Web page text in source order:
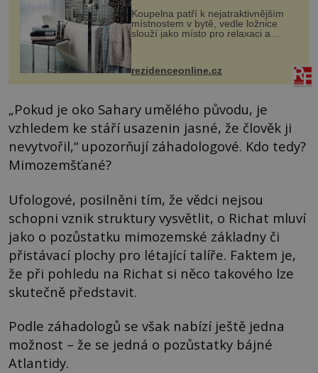
Koupelna patří k nejatraktivnějším
místnostem v bytě, vedle ložnice
slouží jako místo pro relaxaci a
odpočinek. Koupelnový textil –
ručníky, osušky a koberečky –
mohou jako mávnutím kouzelného
proutku...
rezidenceonline.cz
„Pokud je oko Sahary umělého původu, je
vzhledem ke stáří usazenin jasné, že člověk ji
nevytvořil,“ upozorňují záhadologové. Kdo tedy?
Mimozemšťané?
Ufologové, posilněni tím, že vědci nejsou
schopni vznik struktury vysvětlit, o Richat mluví
jako o pozůstatku mimozemské základny či
přistávací plochy pro létající talíře. Faktem je,
že při pohledu na Richat si něco takového lze
skutečně představit.
Podle záhadologů se však nabízí ještě jedna
možnost – že se jedná o pozůstatky bájné
Atlantidy.